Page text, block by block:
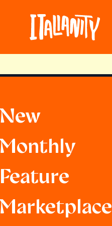
New
Monthly
Feature
Marketplace